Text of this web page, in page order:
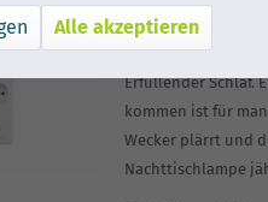
Alle akzeptieren
sonoro LIGHT
Erfüllender Schlaf.
kommen ist für
Wecker plärrt und
Nachttischlampe